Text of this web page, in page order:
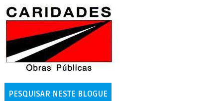
PESQUISAR NESTE BLOGUE